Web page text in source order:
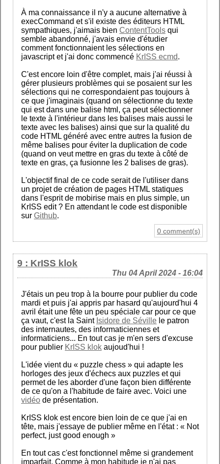
À ma connaissance il n'y a aucune alternative à
execCommand et s'il existe des éditeurs HTML
sympathiques, j'aimais bien ContentTools qui
semble abandonné, j'avais envie d'étudier
comment fonctionnaient les sélections en
javascript et j'ai donc commencé KrISS ecmd.
C'est encore loin d'être complet, mais j'ai réussi à
gérer plusieurs problèmes qui se posaient sur les
sélections qui ne correspondaient pas toujours à
ce que j'imaginais (quand on sélectionne du texte
qui est dans une balise html, ça peut sélectionner
le texte à l'intérieur dans les balises mais aussi le
texte avec les balises) ainsi que sur la qualité du
code HTML généré avec entre autres la fusion de
même balises pour éviter la duplication de code
(quand on veut mettre en gras du texte à côté de
texte en gras, ça fusionne les 2 balises de gras).
L'objectif final de ce code serait de l'utiliser dans
un projet de création de pages HTML statiques
dans l'esprit de mobirise mais en plus simple, un
KrISS edit ? En attendant le code est disponible
sur Github.
0 comment(s)
9 : KrISS klok
Thu 04 April 2024 - 16:04
J'étais un peu trop à la bourre pour publier du code
mardi et puis j'ai appris par hasard qu'aujourd'hui 4
avril était une fête un peu spéciale car pour ce que
ça vaut, c'est la Saint Isidore de Séville le patron
des internautes, des informaticiennes et
informaticiens... En tout cas je m'en sers d'excuse
pour publier KrISS klok aujoud'hui !
L'idée vient du « puzzle chess » qui adapte les
horloges des jeux d'échecs aux puzzles et qui
permet de les aborder d'une façon bien différente
de ce qu'on a l'habitude de faire avec. Voici une
vidéo de présentation.
KrISS klok est encore bien loin de ce que j'ai en
tête, mais j'essaye de publier même en l'état : « Not
perfect, just good enough »
En tout cas c'est fonctionnel même si grandement
imparfait. Comme à mon habitude je n'ai pas